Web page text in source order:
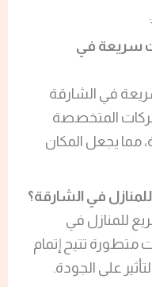
سريعة في
في الشارقة
المتخصصة
مما يجعل المكان
في الشارقة؟
للمنازل في
متطورة تتيح إتمام
على الجودة.